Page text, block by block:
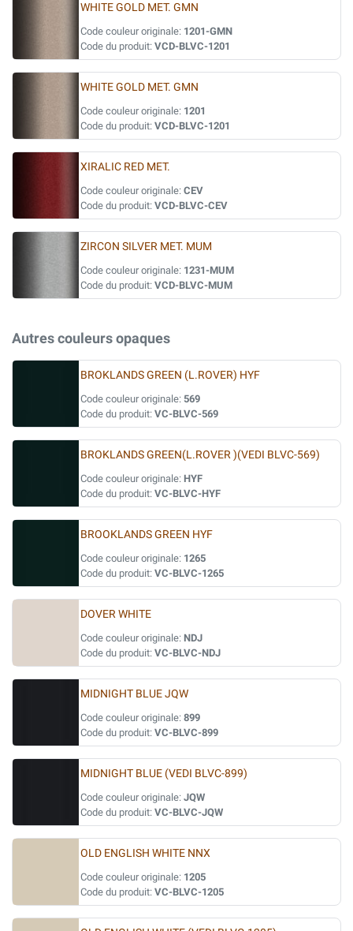
WHITE GOLD MET. GMN
Code couleur originale: 1201-GMN
Code du produit: VCD-BLVC-1201
WHITE GOLD MET. GMN
Code couleur originale: 1201
Code du produit: VCD-BLVC-1201
XIRALIC RED MET.
Code couleur originale: CEV
Code du produit: VCD-BLVC-CEV
ZIRCON SILVER MET. MUM
Code couleur originale: 1231-MUM
Code du produit: VCD-BLVC-MUM
Autres couleurs opaques
BROKLANDS GREEN (L.ROVER) HYF
Code couleur originale: 569
Code du produit: VC-BLVC-569
BROKLANDS GREEN(L.ROVER )(VEDI BLVC-569)
Code couleur originale: HYF
Code du produit: VC-BLVC-HYF
BROOKLANDS GREEN HYF
Code couleur originale: 1265
Code du produit: VC-BLVC-1265
DOVER WHITE
Code couleur originale: NDJ
Code du produit: VC-BLVC-NDJ
MIDNIGHT BLUE JQW
Code couleur originale: 899
Code du produit: VC-BLVC-899
MIDNIGHT BLUE (VEDI BLVC-899)
Code couleur originale: JQW
Code du produit: VC-BLVC-JQW
OLD ENGLISH WHITE NNX
Code couleur originale: 1205
Code du produit: VC-BLVC-1205